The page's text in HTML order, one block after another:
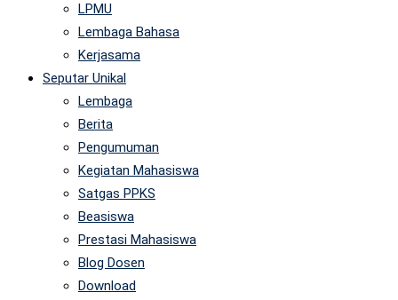
LPMU
Lembaga Bahasa
Kerjasama
Seputar Unikal
Lembaga
Berita
Pengumuman
Kegiatan Mahasiswa
Satgas PPKS
Beasiswa
Prestasi Mahasiswa
Blog Dosen
Download